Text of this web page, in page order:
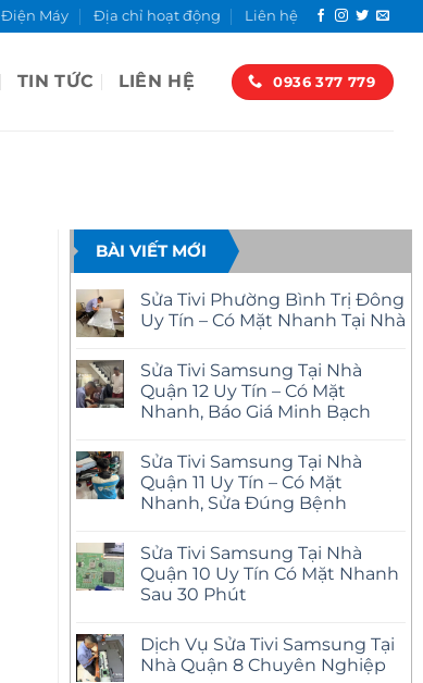
Điện Máy Địa chỉ hoạt động Liên hệ
TIN TỨC LIÊN HỆ 0936 377 779
BÀI VIẾT MỚI
Sửa Tivi Phường Bình Trị Đông
Uy Tín – Có Mặt Nhanh Tại Nhà
bình
luận
ở
Sửa
Bình
Trị
Đông
Uy
Tín
Mặt
Nhanh
Tại
Nhà
Sửa Tivi Samsung Tại Nhà
Quận 12 Uy Tín – Có Mặt
Nhanh, Báo Giá Minh Bạch
bình
luận
ở
Sửa
Tại
Nhà
Quận
12
Uy
Có
Mặt
Nhanh,
Sửa Tivi Samsung Tại Nhà
Quận 11 Uy Tín – Có Mặt
Nhanh, Sửa Đúng Bệnh
bình
luận
ở
Sửa
Tại
Nhà
Quận
Sửa Tivi Samsung Tại Nhà
Quận 10 Uy Tín Có Mặt Nhanh
Sau 30 Phút
bình
luận
ở
Dịch Vụ Sửa Tivi Samsung Tại
Nhà Quận 8 Chuyên Nghiệp